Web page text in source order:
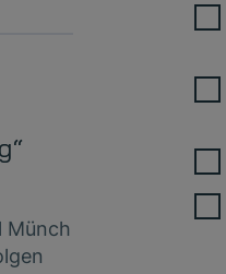
Münch